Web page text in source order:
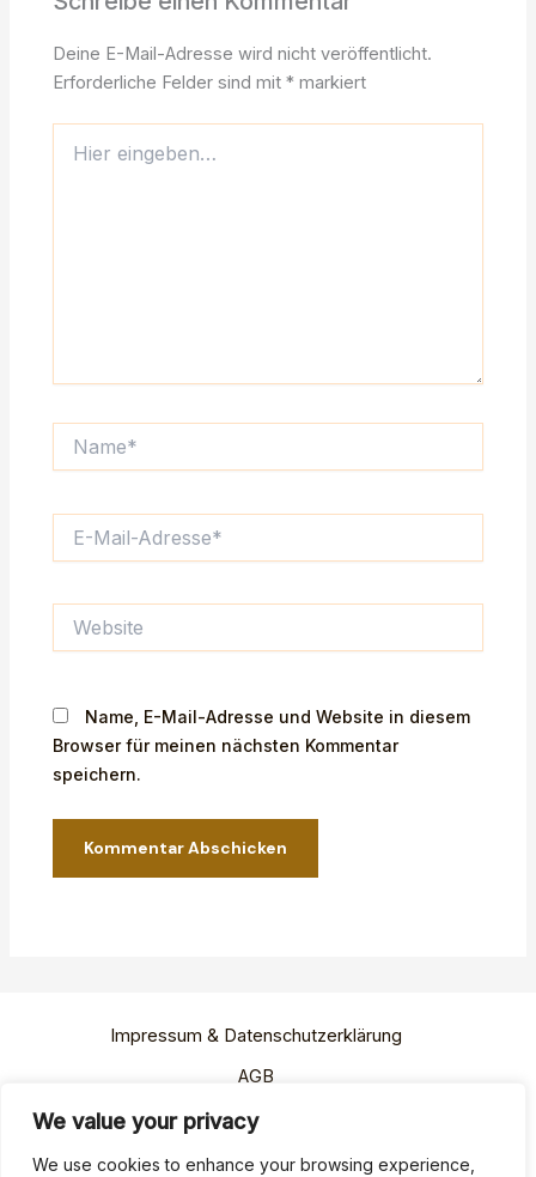
We value your privacy
We use cookies to enhance your browsing experience,
Deine E-Mail-Adresse wird nicht veröffentlicht.
Erforderliche Felder sind mit* markiert
eingeben…
Mail-
Name, E-Mail-Adresse und Website in diesem
Browser für meinen nächsten Kommentar
speichern.
Impressum & Datenschutzerklärung
AGB
Widerrufsbelehrung
Versand & Zahlung